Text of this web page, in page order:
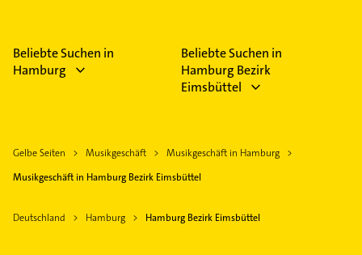
Beliebte Suchen in
Hamburg
Beliebte Suchen in
Hamburg Bezirk
Eimsbüttel
Gelbe Seiten Musikgeschäft
Musikgeschäft in Hamburg
Musikgeschäft in Hamburg Bezirk Eimsbüttel
Deutschland Hamburg Hamburg Bezirk Eimsbüttel